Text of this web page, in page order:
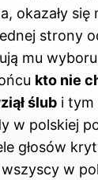
okazały się
strony
mu
kto nie
ślub i tym
w polskiej
głosów
w